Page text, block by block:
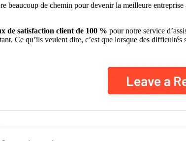
beaucoup de chemin pour devenir la meilleure
de satisfaction client de 100 % pour notre service
Ce qu’ils veulent dire, c’est que lorsque des